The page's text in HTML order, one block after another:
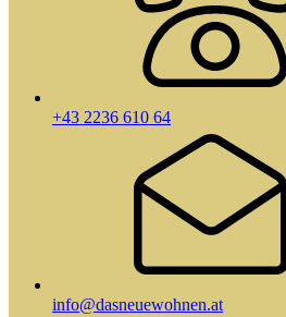
+43 2236 610 64
info@dasneuewohnen.at